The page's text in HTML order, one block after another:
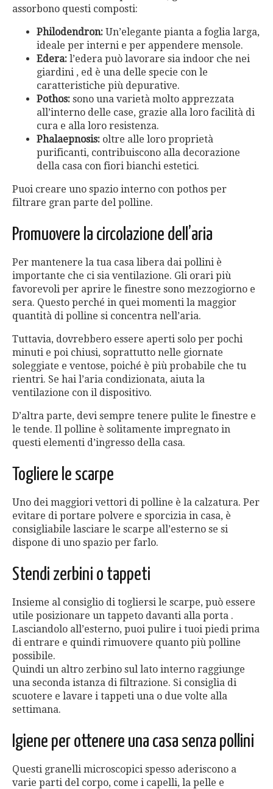
assorbono questi composti:
Philodendron: Un’elegante pianta a foglia larga,
ideale per interni e per appendere mensole.
Edera: l’edera può lavorare sia indoor che nei
giardini , ed è una delle specie con le
caratteristiche più depurative.
Pothos: sono una varietà molto apprezzata
all’interno delle case, grazie alla loro facilità di
cura e alla loro resistenza.
Phalaepnosis: oltre alle loro proprietà
purificanti, contribuiscono alla decorazione
della casa con fiori bianchi estetici.
Puoi creare uno spazio interno con pothos per
filtrare gran parte del polline.
Promuovere la circolazione dell’aria
Per mantenere la tua casa libera dai pollini è
importante che ci sia ventilazione. Gli orari più
favorevoli per aprire le finestre sono mezzogiorno e
sera. Questo perché in quei momenti la maggior
quantità di polline si concentra nell’aria.
Tuttavia, dovrebbero essere aperti solo per pochi
minuti e poi chiusi, soprattutto nelle giornate
soleggiate e ventose, poiché è più probabile che tu
rientri. Se hai l’aria condizionata, aiuta la
ventilazione con il dispositivo.
D’altra parte, devi sempre tenere pulite le finestre e
le tende. Il polline è solitamente impregnato in
questi elementi d’ingresso della casa.
Togliere le scarpe
Uno dei maggiori vettori di polline è la calzatura. Per
evitare di portare polvere e sporcizia in casa, è
consigliabile lasciare le scarpe all’esterno se si
dispone di uno spazio per farlo.
Stendi zerbini o tappeti
Insieme al consiglio di togliersi le scarpe, può essere
utile posizionare un tappeto davanti alla porta .
Lasciandolo all’esterno, puoi pulire i tuoi piedi prima
di entrare e quindi rimuovere quanto più polline
possibile.
Quindi un altro zerbino sul lato interno raggiunge
una seconda istanza di filtrazione. Si consiglia di
scuotere e lavare i tappeti una o due volte alla
settimana.
Igiene per ottenere una casa senza pollini
Questi granelli microscopici spesso aderiscono a
varie parti del corpo, come i capelli, la pelle e